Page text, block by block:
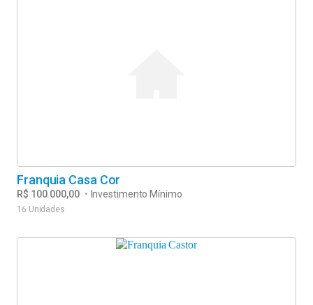
R$ 100.000,00 • Investimento Mínimo
Franquia Casa Cor
16 Unidades